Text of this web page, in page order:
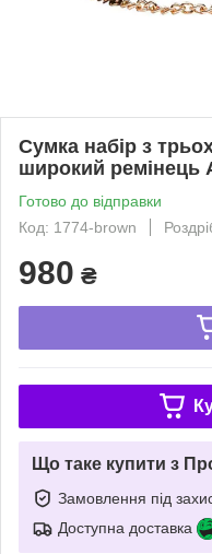
Сумка набір з
широкий ремінець
Готово до відправки
Код: 1774-brown
980 ₴
Що таке купити з
Замовлення під
Доступна доставка